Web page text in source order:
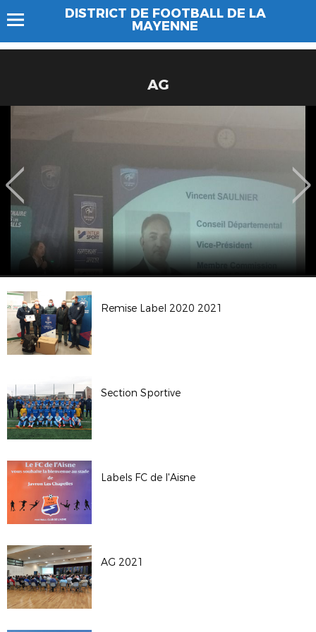
DISTRICT DE FOOTBALL DE LA
MAYENNE
AG
Remise Label 2020 2021
Section Sportive
Labels FC de l'Aisne
AG 2021